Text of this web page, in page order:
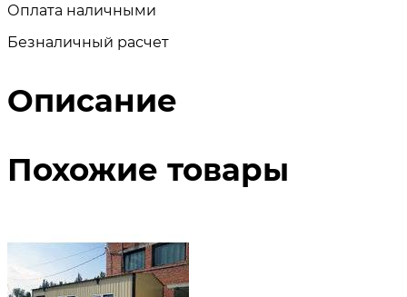
Оплата наличными
Безналичный расчет
Описание
Похожие товары